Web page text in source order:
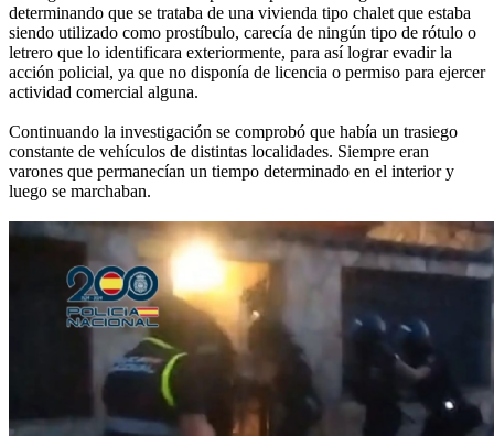
determinando que se trataba de una vivienda tipo chalet que estaba
siendo utilizado como prostíbulo, carecía de ningún tipo de rótulo o
letrero que lo identificara exteriormente, para así lograr evadir la
acción policial, ya que no disponía de licencia o permiso para ejercer
actividad comercial alguna.
Continuando la investigación se comprobó que había un trasiego
constante de vehículos de distintas localidades. Siempre eran
varones que permanecían un tiempo determinado en el interior y
luego se marchaban.